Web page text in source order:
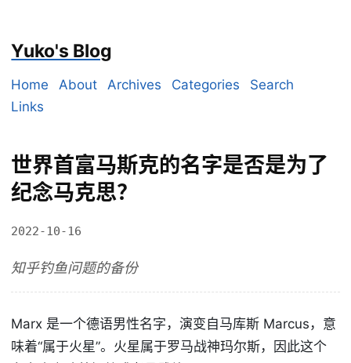
Yuko's Blog
Home About Archives Categories
Search
Links
世界首富马斯克的名字是否是为了
纪念马克思？
2022-10-16
知乎钓鱼问题的备份
Marx 是一个德语男性名字，演变自马库斯 Marcus，意
味着“属于火星”。火星属于罗马战神玛尔斯，因此这个